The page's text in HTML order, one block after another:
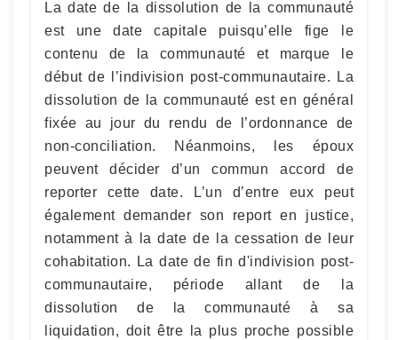
La date de la dissolution de la communauté
est une date capitale puisqu’elle fige le
contenu de la communauté et marque le
début de l’indivision post-communautaire. La
dissolution de la communauté est en général
fixée au jour du rendu de l’ordonnance de
non-conciliation. Néanmoins, les époux
peuvent décider d’un commun accord de
reporter cette date. L’un d’entre eux peut
également demander son report en justice,
notamment à la date de la cessation de leur
cohabitation. La date de fin d'indivision post-
communautaire, période allant de la
dissolution de la communauté à sa
liquidation, doit être la plus proche possible